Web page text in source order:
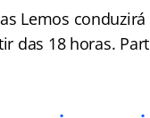
Lemos
das 18 horas.